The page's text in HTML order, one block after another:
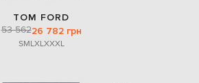
TOM FORD
53 56226 782 грн
SMLXLXXXL